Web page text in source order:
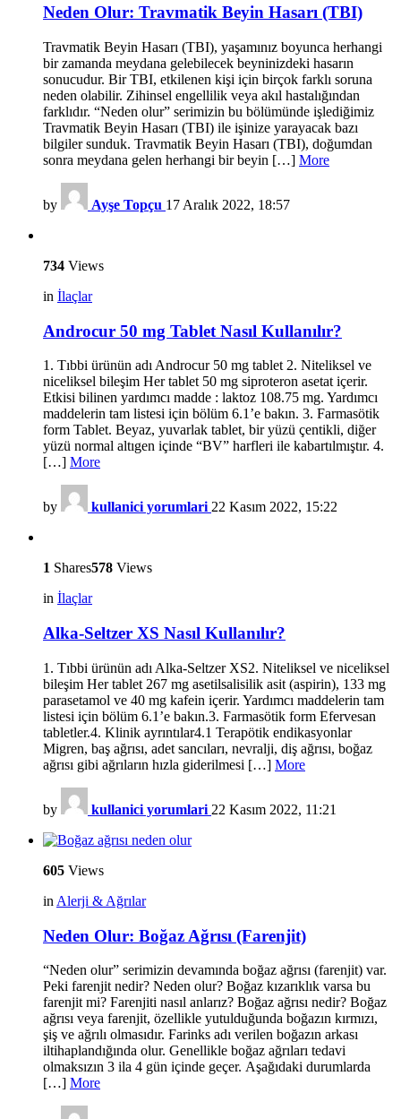
Neden Olur: Travmatik Beyin Hasarı (TBI)
Travmatik Beyin Hasarı (TBI), yaşamınız boyunca herhangi
bir zamanda meydana gelebilecek beyninizdeki hasarın
sonucudur. Bir TBI, etkilenen kişi için birçok farklı soruna
neden olabilir. Zihinsel engellilik veya akıl hastalığından
farklıdır. “Neden olur” serimizin bu bölümünde işlediğimiz
Travmatik Beyin Hasarı (TBI) ile işinize yarayacak bazı
bilgiler sunduk. Travmatik Beyin Hasarı (TBI), doğumdan
sonra meydana gelen herhangi bir beyin […] More
by Ayşe Topçu 17 Aralık 2022, 18:57
734 Views
in İlaçlar
Androcur 50 mg Tablet Nasıl Kullanılır?
1. Tıbbi ürünün adı Androcur 50 mg tablet 2. Niteliksel ve
niceliksel bileşim Her tablet 50 mg siproteron asetat içerir.
Etkisi bilinen yardımcı madde : laktoz 108.75 mg. Yardımcı
maddelerin tam listesi için bölüm 6.1’e bakın. 3. Farmasötik
form Tablet. Beyaz, yuvarlak tablet, bir yüzü çentikli, diğer
yüzü normal altıgen içinde “BV” harfleri ile kabartılmıştır. 4.
[…] More
by kullanici yorumlari 22 Kasım 2022, 15:22
1 Shares578 Views
in İlaçlar
Alka-Seltzer XS Nasıl Kullanılır?
1. Tıbbi ürünün adı Alka-Seltzer XS2. Niteliksel ve niceliksel
bileşim Her tablet 267 mg asetilsalisilik asit (aspirin), 133 mg
parasetamol ve 40 mg kafein içerir. Yardımcı maddelerin tam
listesi için bölüm 6.1’e bakın.3. Farmasötik form Efervesan
tabletler.4. Klinik ayrıntılar4.1 Terapötik endikasyonlar
Migren, baş ağrısı, adet sancıları, nevralji, diş ağrısı, boğaz
ağrısı gibi ağrıların hızla giderilmesi […] More
by kullanici yorumlari 22 Kasım 2022, 11:21
605 Views
in Alerji & Ağrılar
Neden Olur: Boğaz Ağrısı (Farenjit)
“Neden olur” serimizin devamında boğaz ağrısı (farenjit) var.
Peki farenjit nedir? Neden olur? Boğaz kızarıklık varsa bu
farenjit mi? Farenjiti nasıl anlarız? Boğaz ağrısı nedir? Boğaz
ağrısı veya farenjit, özellikle yutulduğunda boğazın kırmızı,
şiş ve ağrılı olmasıdır. Farinks adı verilen boğazın arkası
iltihaplandığında olur. Genellikle boğaz ağrıları tedavi
olmaksızın 3 ila 4 gün içinde geçer. Aşağıdaki durumlarda
[…] More